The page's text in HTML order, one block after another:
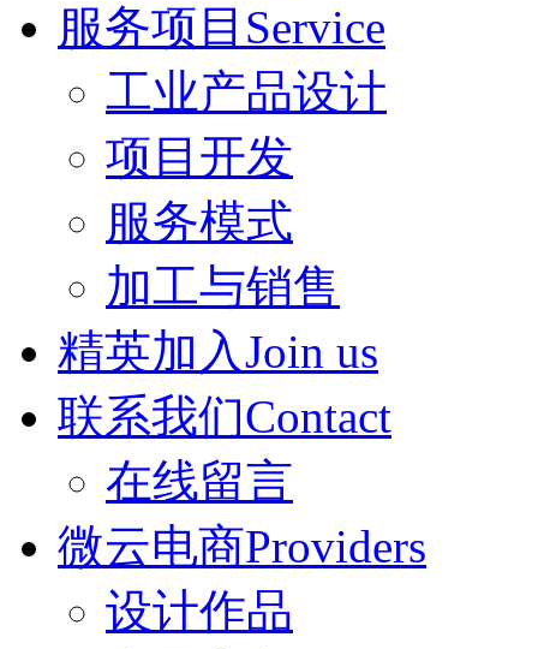
服务项目Service
工业产品设计
项目开发
服务模式
加工与销售
精英加入Join us
联系我们Contact
在线留言
微云电商Providers
设计作品